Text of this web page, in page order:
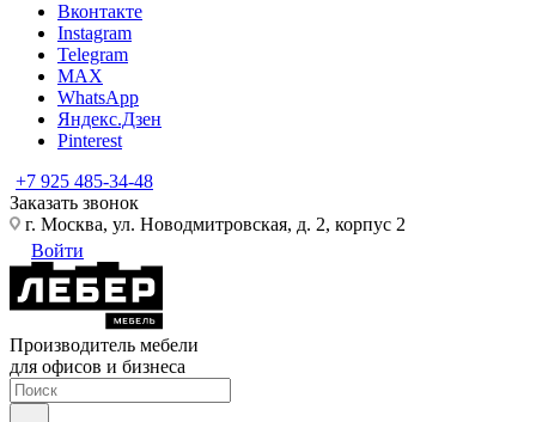
Вконтакте
Instagram
Telegram
MAX
WhatsApp
Яндекс.Дзен
Pinterest
+7 925 485-34-48
Заказать звонок
г. Москва, ул. Новодмитровская, д. 2, корпус 2
Войти
Производитель мебели
для офисов и бизнеса